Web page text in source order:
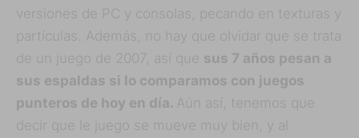
versiones de PC y consolas, pecando en texturas y
partículas. Además, no hay que olvidar que se trata
de un juego de 2007, así que sus 7 años pesan a
sus espaldas si lo comparamos con juegos
punteros de hoy en día. Aún así, tenemos que
decir que le juego se mueve muy bien, y al